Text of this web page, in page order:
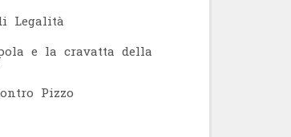
Legalità
e la cravatta della
Pizzo